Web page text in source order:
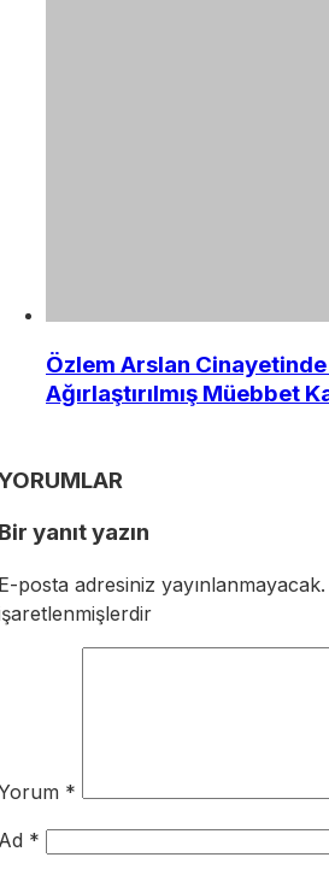
Özlem Arslan
Ağırlaştırılmış Müebbet
yanıt yazın
posta adresiniz yayınlanmayacak.
*
*